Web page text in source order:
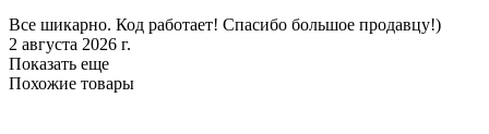
Все шикарно. Код работает! Спасибо большое продавцу!)
2 августа 2026 г.
Показать еще
Похожие товары